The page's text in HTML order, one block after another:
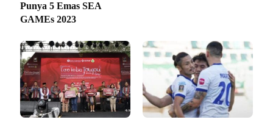
Punya 5 Emas SEA
GAMEs 2023